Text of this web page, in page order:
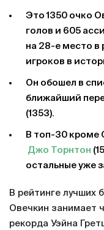
Это 1350 очко
голов и 605
на 28-е место в
игроков в
Он обошел в
ближайший
(1353).
В топ-30 кроме
Джо Торнтон
остальные уже
В рейтинге лучших
Овечкин занимает
рекорда Уэйна